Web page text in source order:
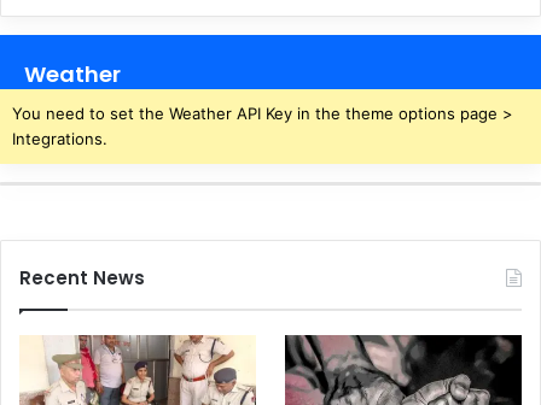
Weather
You need to set the Weather API Key in the theme options page >
Integrations.
Recent News